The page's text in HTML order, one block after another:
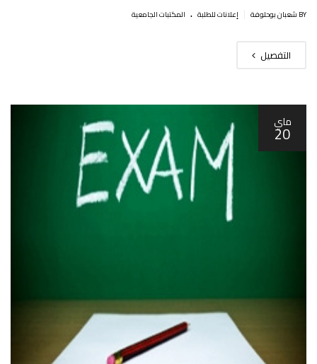
BY شعبان بوحلوفة إعلانات للطلبة . المكتبات الجامعية
التفصيل
ماي
20